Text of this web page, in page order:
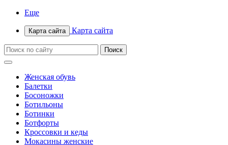
Еще
Карта сайта Карта сайта
Женская обувь
Балетки
Босоножки
Ботильоны
Ботинки
Ботфорты
Кроссовки и кеды
Мокасины женские